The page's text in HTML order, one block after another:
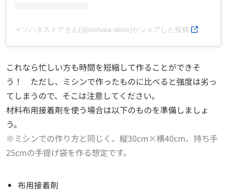
イソハタストアさん(@isohata.store)がシェアした投稿
これなら忙しい方も時間を短縮して作ることができそ
う！ ただし、ミシンで作ったものに比べると強度は劣っ
てしまうので、そこは注意してください。
材料布用接着剤を使う場合は以下のものを準備しましょ
う。
※ミシンでの作り方と同じく、縦30cm×横40cm、持ち手
25cmの手提げ袋を作る想定です。
布用接着剤